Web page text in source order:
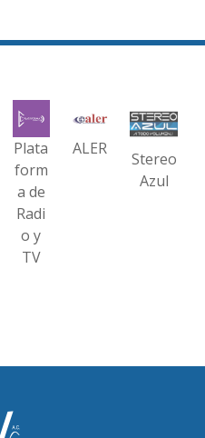
Plata
form
a de
Radi
o y
TV
ALER
Stereo
Azul